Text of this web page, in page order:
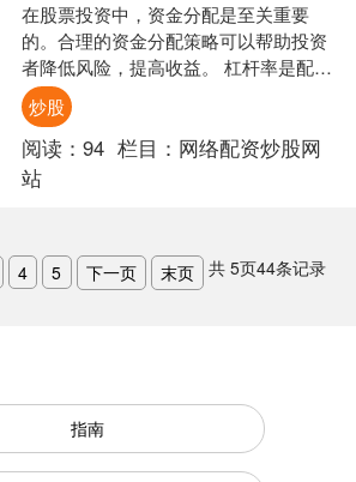
在股票投资中，资金分配是至关重要
的。合理的资金分配策略可以帮助投资
者降低风险，提高收益。 杠杆率是配资
账户的关键特征。它表示交易者可以借
入的资金与他们自己的资金....
炒股
阅读： 94 栏目： 网络配资炒股网
站
4 5 下一页 末页 共5页44条记录
指南